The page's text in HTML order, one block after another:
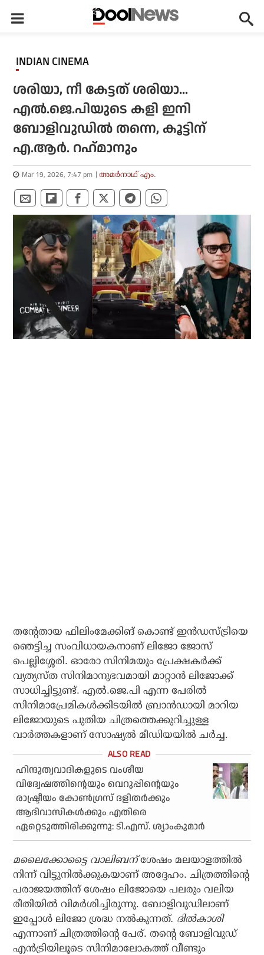
INDIAN CINEMA
ശരിയാ, നീ കേട്ടത് ശരിയാ...
എല്‍.ജെ.പിയുടെ കളി ഇനി
ബോളിവുഡില്‍ തന്നെ, കൂട്ടിന്
എ.ആര്‍. റഹ്‌മാനും
Mar 19, 2026, 7:47 pm അമര്‍നാഥ് എം.
തന്റേതായ ഫിലിംമേക്കിങ് കൊണ്ട് ഇന്‍ഡസ്ട്രിയെ
ഞെട്ടിച്ച സംവിധായകനാണ് ലിജോ ജോസ്
പെല്ലിശ്ശേരി. ഓരോ സിനിമയും പ്രേക്ഷകര്‍ക്ക്
വ്യത്യസ്ത സിനിമാനുഭവമായി മാറ്റാന്‍ ലിജോക്ക്
സാധിച്ചിട്ടുണ്ട്. എല്‍.ജെ.പി എന്ന പേരില്‍
സിനിമാപ്രേമികള്‍ക്കിടയില്‍ ബ്രാന്‍ഡായി മാറിയ
ലിജോയുടെ പുതിയ ചിത്രത്തെക്കുറിച്ചുള്ള
വാര്‍ത്തകളാണ് സോഷ്യല്‍ മീഡിയയില്‍ ചര്‍ച്ച.
ഹിന്ദുത്വവാദികളുടെ വംശീയ
വിദ്വേഷത്തിന്റെയും വെറുപ്പിന്റെയും
രാഷ്ട്രീയം കോണ്‍ഗ്രസ് ദളിതര്‍ക്കും
ആദിവാസികള്‍ക്കും എതിരെ
ഏറ്റെടുത്തിരിക്കുന്നു: ടി.എസ്. ശ്യാംകുമാര്‍
മലൈക്കോട്ടൈ വാലിബന്ശേഷം മലയാളത്തില്‍
നിന്ന് വിട്ടുനില്‍ക്കുകയാണ് അദ്ദേഹം. ചിത്രത്തിന്റെ
പരാജയത്തിന് ശേഷം ലിജോയെ പലരും വലിയ
രീതിയില്‍ വിമര്‍ശിച്ചിരുന്നു. ബോളിവുഡിലാണ്
ഇപ്പോള്‍ ലിജോ ശ്രദ്ധ നല്‍കുന്നത്. ദില്‍കാശി
എന്നാണ് ചിത്രത്തിന്റെ പേര്. തന്റെ ബോളിവുഡ്
എന്‍ട്രിയിലൂടെ സിനിമാലോകത്ത് വീണ്ടും